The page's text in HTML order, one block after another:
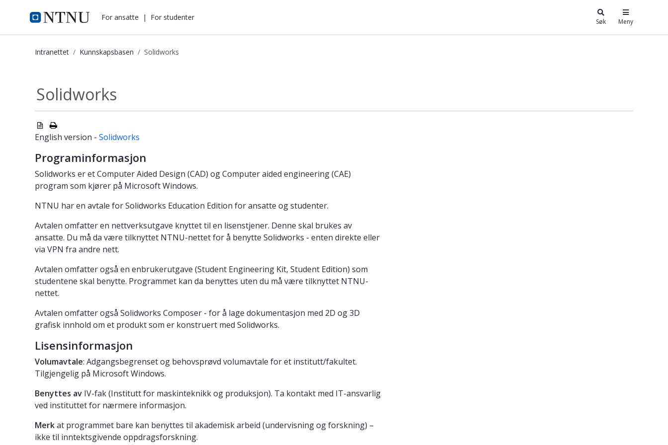
i.ntnu.no For ansatte | For studenter Søk Meny
Intranettet Kunnskapsbasen Solidworks
Solidworks
English version - Solidworks
Programinformasjon
Solidworks er et Computer Aided Design (CAD) og Computer aided engineering (CAE)
program som kjører på Microsoft Windows.
NTNU har en avtale for Solidworks Education Edition for ansatte og studenter.
Avtalen omfatter en nettverksutgave knyttet til en lisenstjener. Denne skal brukes av
ansatte. Du må da være tilknyttet NTNU-nettet for å benytte Solidworks - enten direkte eller
via VPN fra andre nett.
Avtalen omfatter også en enbrukerutgave (Student Engineering Kit, Student Edition) som
studentene skal benytte. Programmet kan da benyttes uten du må være tilknyttet NTNU-
nettet.
Avtalen omfatter også Solidworks Composer - for å lage dokumentasjon med 2D og 3D
grafisk innhold om et produkt som er konstruert med Solidworks.
Lisensinformasjon
Volumavtale: Adgangsbegrenset og behovsprøvd volumavtale for et institutt/fakultet.
Tilgjengelig på Microsoft Windows.
Benyttes av IV-fak (Institutt for maskinteknikk og produksjon). Ta kontakt med IT-ansvarlig
ved instituttet for nærmere informasjon.
Merkat programmet bare kan benyttes til akademisk arbeid (undervisning og forskning) –
ikke til inntektsgivende oppdragsforskning.